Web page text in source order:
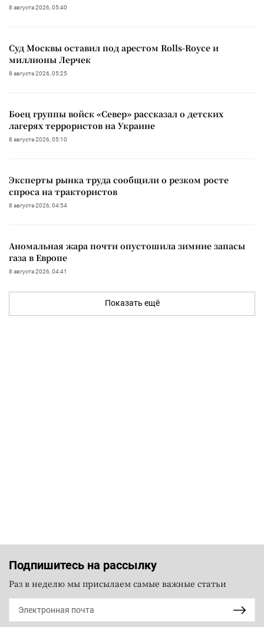
8 августа 2026, 05:40
Суд Москвы оставил под арестом Rolls-Royce и
миллионы Лерчек
8 августа 2026, 05:25
Боец группы войск «Север» рассказал о детских
лагерях террористов на Украине
8 августа 2026, 05:10
Эксперты рынка труда сообщили о резком росте
спроса на трактористов
8 августа 2026, 04:54
Аномальная жара почти опустошила зимние запасы
газа в Европе
8 августа 2026, 04:41
Показать ещё
Подпишитесь на рассылку
Раз в неделю мы присылаем самые важные статьи